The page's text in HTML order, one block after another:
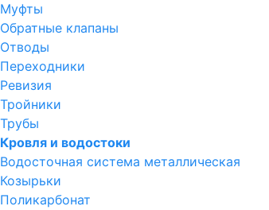
Муфты
Обратные клапаны
Отводы
Переходники
Ревизия
Тройники
Трубы
Кровля и водостоки
Водосточная система металлическая
Козырьки
Поликарбонат